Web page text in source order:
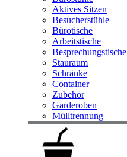
Aktives Sitzen
Besucherstühle
Bürotische
Arbeitstische
Besprechungstische
Stauraum
Schränke
Container
Zubehör
Garderoben
Mülltrennung